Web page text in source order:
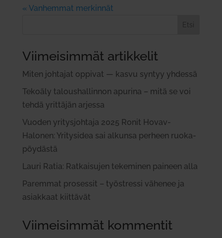
« Vanhemmat merkinnät
Etsi
Viimeisimmät artikkelit
Miten joh­tajat oppivat — kasvu syntyy yhdessä
Tekoäly talous­hal­linnon apurina – mitä se voi
tehdä yrit­täjän arjessa
Vuoden yri­tys­johtaja 2025 Ronit Hovav-
Halonen: Yri­tysidea sai alkunsa perheen ruo­ka­
pöy­dästä
Lauri Ratia: Rat­kai­sujen teke­minen paineen alla
Paremmat pro­sessit – työ­stressi vähenee ja
asiakkaat kiit­tävät
Viimeisimmät kommentit